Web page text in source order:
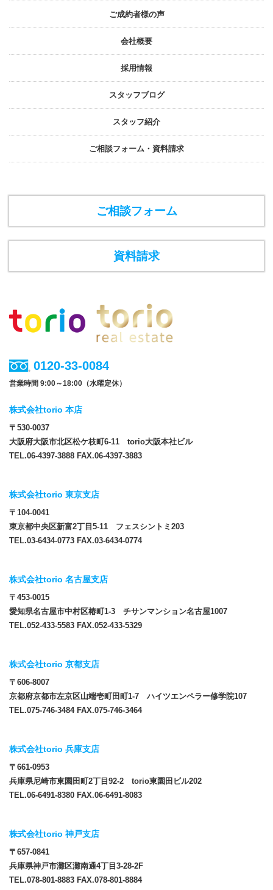
ご成約者様の声
会社概要
採⽤情報
スタッフブログ
スタッフ紹介
ご相談フォーム・資料請求
ご相談フォーム
資料請求
0120-33-0084
営業時間 9:00～18:00（水曜定休）
株式会社torio 本店
〒530-0037
大阪府大阪市北区松ケ枝町6-11 torio大阪本社ビル
TEL.06-4397-3888 FAX.06-4397-3883
株式会社torio 東京支店
〒104-0041
東京都中央区新富2丁目5-11 フェスシントミ203
TEL.03-6434-0773 FAX.03-6434-0774
株式会社torio 名古屋支店
〒453-0015
愛知県名古屋市中村区椿町1-3 チサンマンション名古屋1007
TEL.052-433-5583 FAX.052-433-5329
株式会社torio 京都支店
〒606-8007
京都府京都市左京区山端壱町田町1-7 ハイツエンペラー修学院107
TEL.075-746-3484 FAX.075-746-3464
株式会社torio 兵庫支店
〒661-0953
兵庫県尼崎市東園田町2丁目92-2 torio東園田ビル202
TEL.06-6491-8380 FAX.06-6491-8083
株式会社torio 神戸支店
〒657-0841
兵庫県神戸市灘区灘南通4丁目3-28-2F
TEL.078-801-8883 FAX.078-801-8884